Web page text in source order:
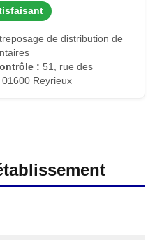
de distribution de
: 51, rue des
Reyrieux